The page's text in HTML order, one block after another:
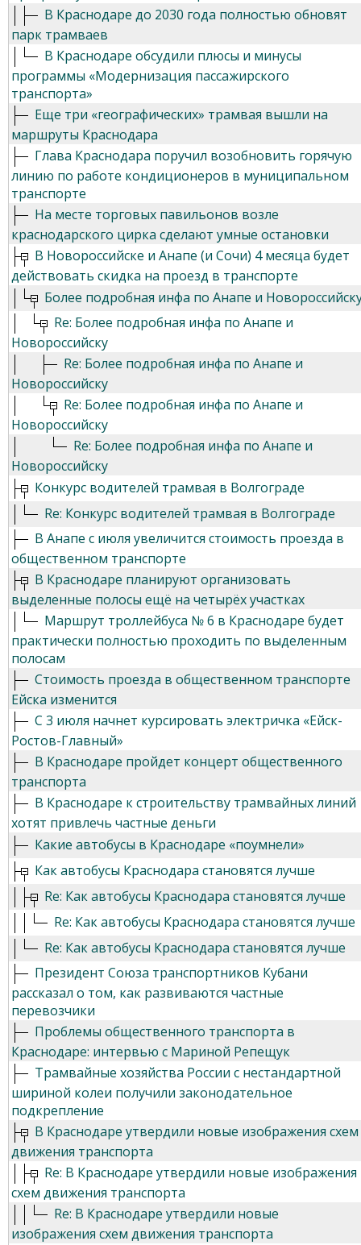
В Краснодаре до 2030 года полностью обновят
парк трамваев
В Краснодаре обсудили плюсы и минусы
программы «Модернизация пассажирского
транспорта»
Еще три «географических» трамвая вышли на
маршруты Краснодара
Глава Краснодара поручил возобновить горячую
линию по работе кондиционеров в муниципальном
транспорте
На месте торговых павильонов возле
краснодарского цирка сделают умные остановки
В Новороссийске и Анапе (и Сочи) 4 месяца будет
действовать скидка на проезд в транспорте
Более подробная инфа по Анапе и
Re: Более подробная инфа по Анапе и
Новороссийску
Re: Более подробная инфа по Анапе и
Новороссийску
Re: Более подробная инфа по Анапе и
Новороссийску
Re: Более подробная инфа по Анапе и
Новороссийску
Конкурс водителей трамвая в Волгограде
Re: Конкурс водителей трамвая в Волгограде
В Анапе с июля увеличится стоимость проезда в
общественном транспорте
В Краснодаре планируют организовать
выделенные полосы ещё на четырёх участках
Маршрут троллейбуса № 6 в Краснодаре будет
практически полностью проходить по выделенным
полосам
Стоимость проезда в общественном транспорте
Ейска изменится
С 3 июля начнет курсировать электричка «Ейск-
Ростов-Главный»
В Краснодаре пройдет концерт общественного
транспорта
В Краснодаре к строительству трамвайных линий
хотят привлечь частные деньги
Какие автобусы в Краснодаре «поумнели»
Как автобусы Краснодара становятся лучше
Re: Как автобусы Краснодара становятся лучше
Re: Как автобусы Краснодара становятся лучше
Re: Как автобусы Краснодара становятся лучше
Президент Союза транспортников Кубани
рассказал о том, как развиваются частные
перевозчики
Проблемы общественного транспорта в
Краснодаре: интервью с Мариной Репещук
Трамвайные хозяйства России с нестандартной
шириной колеи получили законодательное
подкрепление
В Краснодаре утвердили новые изображения схем
движения транспорта
Re: В Краснодаре утвердили новые изображения
схем движения транспорта
Re: В Краснодаре утвердили новые
изображения схем движения транспорта